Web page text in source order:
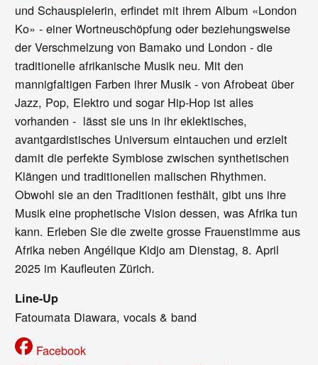
und Schauspielerin, erfindet mit ihrem Album «London
Ko» - einer Wortneuschöpfung oder beziehungsweise
der Verschmelzung von Bamako und London - die
traditionelle afrikanische Musik neu. Mit den
mannigfaltigen Farben ihrer Musik - von Afrobeat über
Jazz, Pop, Elektro und sogar Hip-Hop ist alles
vorhanden - lässt sie uns in ihr eklektisches,
avantgardistisches Universum eintauchen und erzielt
damit die perfekte Symbiose zwischen synthetischen
Klängen und traditionellen malischen Rhythmen.
Obwohl sie an den Traditionen festhält, gibt uns ihre
Musik eine prophetische Vision dessen, was Afrika tun
kann. Erleben Sie die zweite grosse Frauenstimme aus
Afrika neben Angélique Kidjo am Dienstag, 8. April
2025 im Kaufleuten Zürich.
Line-Up
Fatoumata Diawara, vocals & band
Facebook